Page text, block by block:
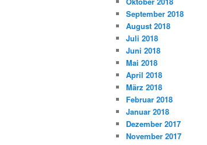
September 2018
August 2018
Juli 2018
Juni 2018
Mai 2018
April 2018
März 2018
Februar 2018
Januar 2018
Dezember 2017
November 2017